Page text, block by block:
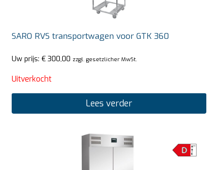
SARO RVS transportwagen voor GTK 360
Uw prijs: € 300,00 zzgl. gesetzlicher MwSt.
Uitverkocht
Lees verder